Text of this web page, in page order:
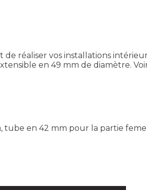
réaliser vos installations
en 49 mm de diamètre.
tube en 42 mm pour la partie